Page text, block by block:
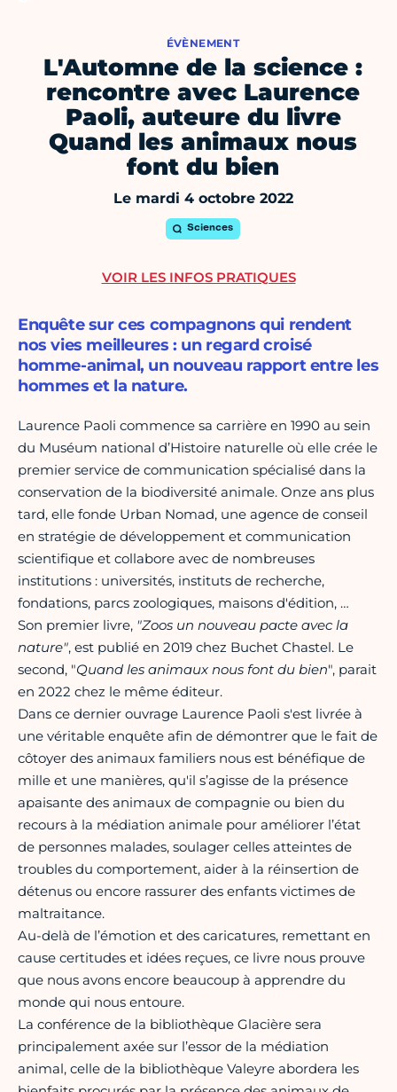
ÉVÈNEMENT
L'Automne de la science :
rencontre avec Laurence
Paoli, auteure du livre
Quand les animaux nous
font du bien
Le mardi 4 octobre 2022
Sciences
Enquête sur ces compagnons qui rendent
nos vies meilleures : un regard croisé
homme-animal, un nouveau rapport entre les
hommes et la nature.
Laurence Paoli commence sa carrière en 1990 au sein
du Muséum national d’Histoire naturelle où elle crée le
premier service de communication spécialisé dans la
conservation de la biodiversité animale. Onze ans plus
tard, elle fonde Urban Nomad, une agence de conseil
en stratégie de développement et communication
scientifique et collabore avec de nombreuses
institutions : universités, instituts de recherche,
fondations, parcs zoologiques, maisons d'édition, …
Son premier livre, "Zoos un nouveau pacte avec la
nature", est publié en 2019 chez Buchet Chastel. Le
second, "Quand les animaux nous font du bien", parait
en 2022 chez le même éditeur.
Dans ce dernier ouvrage Laurence Paoli s'est livrée à
une véritable enquête afin de démontrer que le fait de
côtoyer des animaux familiers nous est bénéfique de
mille et une manières, qu'il s’agisse de la présence
apaisante des animaux de compagnie ou bien du
recours à la médiation animale pour améliorer l’état
de personnes malades, soulager celles atteintes de
troubles du comportement, aider à la réinsertion de
détenus ou encore rassurer des enfants victimes de
maltraitance.
Au-delà de l’émotion et des caricatures, remettant en
cause certitudes et idées reçues, ce livre nous prouve
que nous avons encore beaucoup à apprendre du
monde qui nous entoure.
La conférence de la bibliothèque Glacière sera
principalement axée sur l’essor de la médiation
animal, celle de la bibliothèque Valeyre abordera les
VOIR LES INFOS PRATIQUES